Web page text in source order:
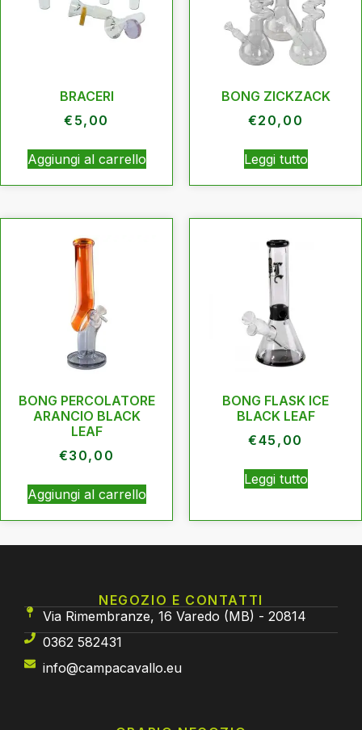
BRACERI
€ 5,00
Aggiungi al carrello
BONG ZICKZACK
€20,00
Leggi tutto
BONG PERCOLATORE
ARANCIO BLACK
LEAF
€30,00
Aggiungi al carrello
BONG FLASK ICE
BLACK LEAF
€45,00
Leggi tutto
NEGOZIO E CONTATTI
Via Rimembranze, 16 Varedo (MB) - 20814
0362 582431
info@campacavallo.eu